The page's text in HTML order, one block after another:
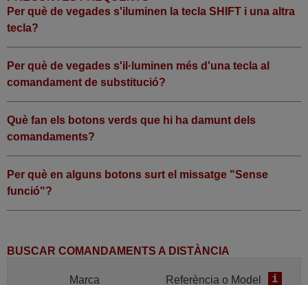
Per què de vegades s'iluminen la tecla SHIFT i una altra
tecla?
Per què de vegades s'il·luminen més d'una tecla al
comandament de substitució?
Què fan els botons verds que hi ha damunt dels
comandaments?
Per què en alguns botons surt el missatge "Sense
funció"?
BUSCAR COMANDAMENTS A DISTÀNCIA
Marca Referència o Model i